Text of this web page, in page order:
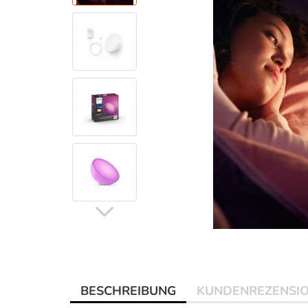
BESCHREIBUNG